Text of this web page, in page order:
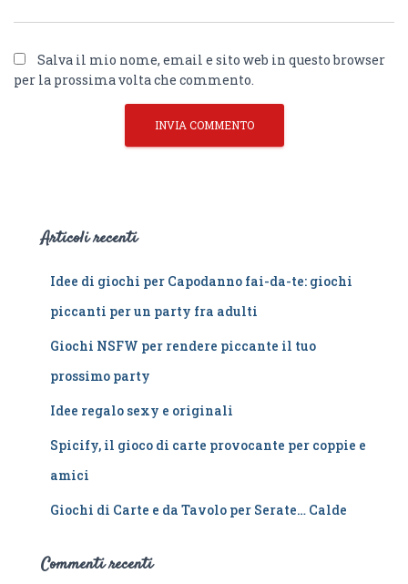
Salva il mio nome, email e sito web in questo browser
per la prossima volta che commento.
Articoli recenti
Idee di giochi per Capodanno fai-da-te: giochi
piccanti per un party fra adulti
Giochi NSFW per rendere piccante il tuo
prossimo party
Idee regalo sexy e originali
Spicify, il gioco di carte provocante per coppie e
amici
Giochi di Carte e da Tavolo per Serate… Calde
Commenti recenti